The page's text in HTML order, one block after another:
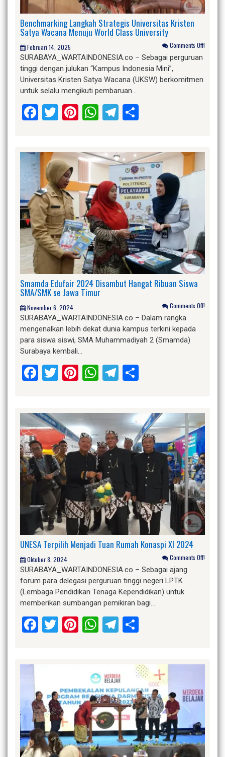
Benchmarking Langkah Strategis Universitas Kristen
Satya Wacana Menuju World Class University
Februari 14, 2025 Comments Off!
SURABAYA_WARTAINDONESIA.co – Sebagai perguruan
tinggi dengan julukan “Kampus Indonesia Mini”,
Universitas Kristen Satya Wacana (UKSW) berkomitmen
untuk selalu mengikuti pembaruan…
Facebook
Twitter
Pinterest
WhatsApp
Telegram
Smamda Edufair 2024 Disambut Hangat Ribuan Siswa
SMA/SMK se Jawa Timur
November 6, 2024 Comments Off!
SURABAYA_WARTAINDONESIA.co – Dalam rangka
mengenalkan lebih dekat dunia kampus terkini kepada
para siswa siswi, SMA Muhammadiyah 2 (Smamda)
Surabaya kembali…
Facebook
Twitter
Pinterest
WhatsApp
Telegram
UNESA Terpilih Menjadi Tuan Rumah Konaspi XI 2024
Oktober 8, 2024 Comments Off!
SURABAYA_WARTAINDONESIA.co – Sebagai ajang
forum para delegasi perguruan tinggi negeri LPTK
(Lembaga Pendidikan Tenaga Kependidikan) untuk
memberikan sumbangan pemikiran bagi…
Facebook
Twitter
Pinterest
WhatsApp
Telegram